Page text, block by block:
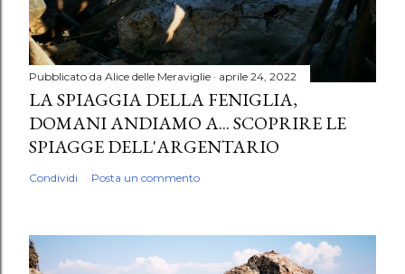
Pubblicato da Alice delle Meraviglie aprile 24, 2022
LA SPIAGGIA DELLA FENIGLIA,
DOMANI ANDIAMO A... SCOPRIRE LE
SPIAGGE DELL'ARGENTARIO
Condividi Posta un commento